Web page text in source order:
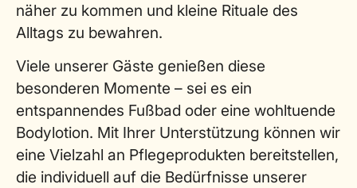
näher zu kommen und kleine Rituale des
Alltags zu bewahren.
Viele unserer Gäste genießen diese
besonderen Momente – sei es ein
entspannendes Fußbad oder eine wohltuende
Bodylotion. Mit Ihrer Unterstützung können wir
eine Vielzahl an Pflegeprodukten bereitstellen,
die individuell auf die Bedürfnisse unserer